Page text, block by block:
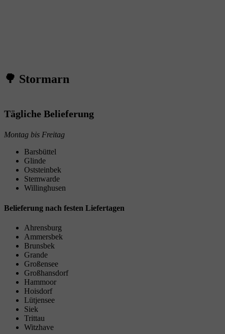
🌳 Stormarn
Tägliche Belieferung
Montag bis Freitag
Barsbüttel
Glinde
Oststeinbek
Stemwarde
Willinghusen
Belieferung nach festen Liefertagen
Ahrensburg
Ammersbek
Brunsbek
Grande
Großensee
Großhansdorf
Hammoor
Hoisdorf
Lütjensee
Siek
Trittau
Witzhave